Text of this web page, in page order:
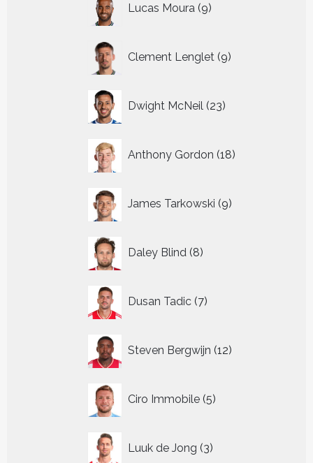
Lucas Moura 9
producten
Clement Lenglet 9
producten
Dwight McNeil 23
producten
Anthony Gordon 18
producten
James Tarkowski 9
producten
Daley Blind 8
producten
Dusan Tadic 7
producten
Steven Bergwijn 12
producten
Ciro Immobile 5
producten
Luuk de Jong 3
producten